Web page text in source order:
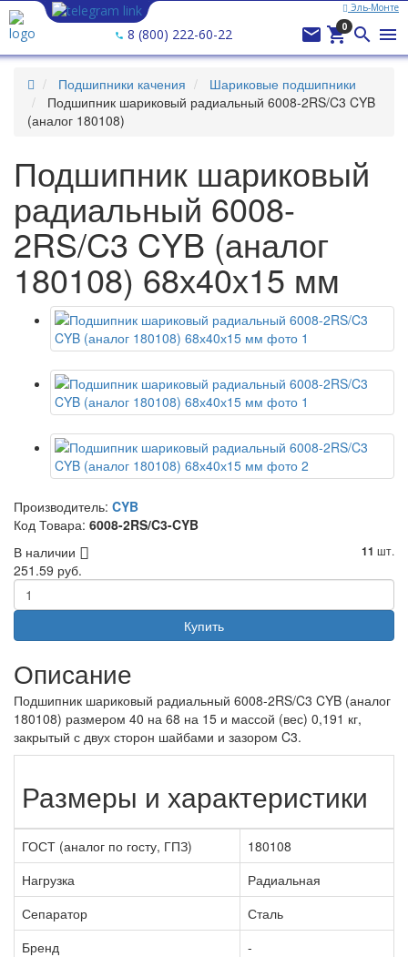
Эль-Монте
8 (800) 222-60-22  
0  
Подшипники качения
Шариковые подшипники
Подшипник шариковый радиальный 6008-2RS/C3 CYB
(аналог 180108)
Подшипник шариковый
радиальный 6008-
2RS/C3 CYB (аналог
180108) 68х40х15 мм
Производитель: CYB
Код Товара: 6008-2RS/C3-CYB
В наличии
11 шт.
251.59 руб.
Купить
Описание
Подшипник шариковый радиальный 6008-2RS/C3 CYB (аналог
180108) размером 40 на 68 на 15 и массой (вес) 0,191 кг,
закрытый с двух сторон шайбами и зазором C3.
Размеры и характеристики
ГОСТ (аналог по госту, ГПЗ)
180108
Нагрузка
Радиальная
Сепаратор
Сталь
Бренд
-